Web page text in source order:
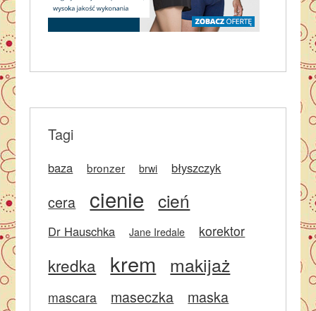
Tagi
baza bronzer brwi błyszczyk
cera cienie cień
Dr Hauschka Jane Iredale korektor
kredka krem makijaż
mascara maseczka maska